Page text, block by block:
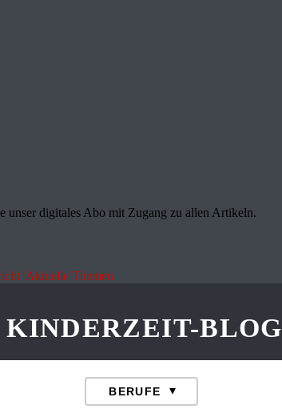
unser digitales Abo mit Zugang zu allen Artikeln.
Aktuelle Themen
KINDERZEIT-BLOG